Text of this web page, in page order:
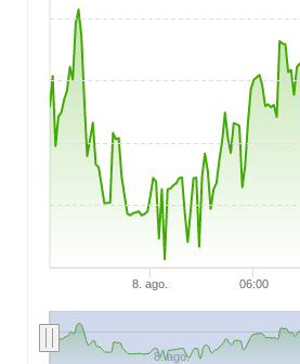
8. ago. 06:00
8. ago.